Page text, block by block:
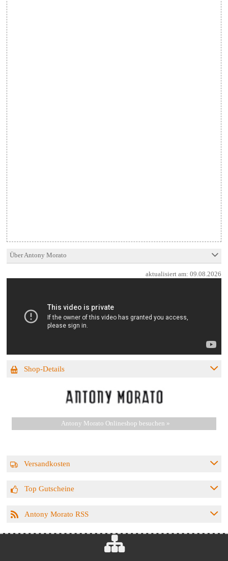
Über Antony Morato
aktualisiert am:09.08.2026
Shop-Details
Antony Morato Onlineshop besuchen »
Versandkosten
Top Gutscheine
Antony Morato RSS